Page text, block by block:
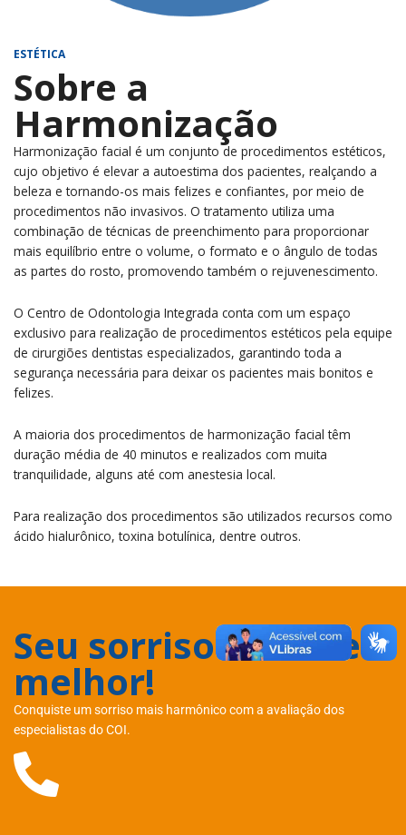
ESTÉTICA
Sobre a
Harmonização
Harmonização facial é um conjunto de procedimentos estéticos,
cujo objetivo é elevar a autoestima dos pacientes, realçando a
beleza e tornando-os mais felizes e confiantes, por meio de
procedimentos não invasivos. O tratamento utiliza uma
combinação de técnicas de preenchimento para proporcionar
mais equilíbrio entre o volume, o formato e o ângulo de todas
as partes do rosto, promovendo também o rejuvenescimento.
O Centro de Odontologia Integrada conta com um espaço
exclusivo para realização de procedimentos estéticos pela equipe
de cirurgiões dentistas especializados, garantindo toda a
segurança necessária para deixar os pacientes mais bonitos e
felizes.
A maioria dos procedimentos de harmonização facial têm
duração média de 40 minutos e realizados com muita
tranquilidade, alguns até com anestesia local.
Para realização dos procedimentos são utilizados recursos como
ácido hialurônico, toxina botulínica, dentre outros.
Seu sorriso merece o
melhor!
Conquiste um sorriso mais harmônico com a avaliação dos
especialistas do COI.